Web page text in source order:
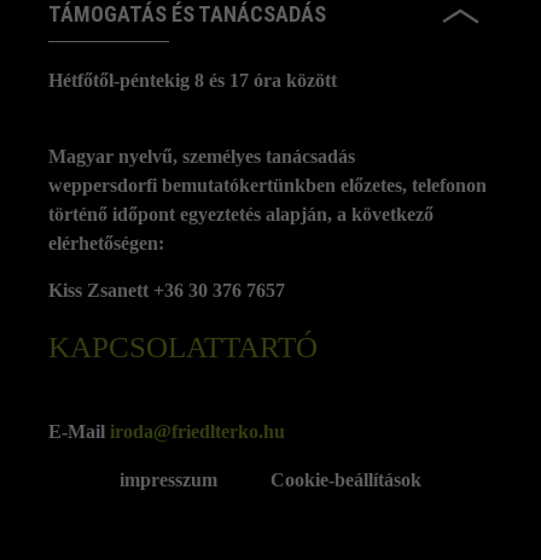
TÁMOGATÁS ÉS TANÁCSADÁS
Hétfőtől-péntekig 8 és 17 óra között
KAPCSOLATTARTÓ
Magyar nyelvű, személyes tanácsadás
weppersdorfi bemutatókertünkben előzetes, telefonon
történő időpont egyeztetés alapján, a következő
elérhetőségen:
Kiss Zsanett +36 30 376 7657
E-Mail iroda@friedlterko.hu
impresszum Cookie-beállítások